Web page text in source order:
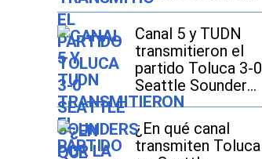
por la Leagues
Cup 2026
Canal 5 y TUDN
transmitieron el
partido Toluca 3-0
Seattle Sounders
por la Leagues
Cup 2026
¿En qué canal
transmiten Toluca